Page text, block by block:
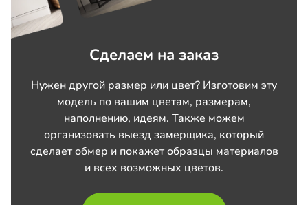
Сделаем на заказ
Нужен другой размер или цвет? Изготовим эту
модель по вашим цветам, размерам,
наполнению, идеям. Также можем
организовать выезд замерщика, который
сделает обмер и покажет образцы материалов
и всех возможных цветов.